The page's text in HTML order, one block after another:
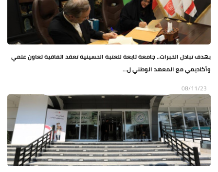
بهدف تبادل الخبرات.. جامعة تابعة للعتبة الحسينية تعقد اتفاقية تعاون علمي
وأكاديمي مع المعهد الوطني ل...
08/11/23